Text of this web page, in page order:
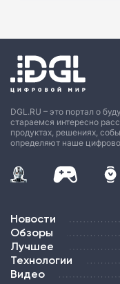
DGL.RU – это портал о
стараемся интересно
продуктах, решениях,
определяют наше
Новости
Обзоры
Лучшее
Технологии
Видео